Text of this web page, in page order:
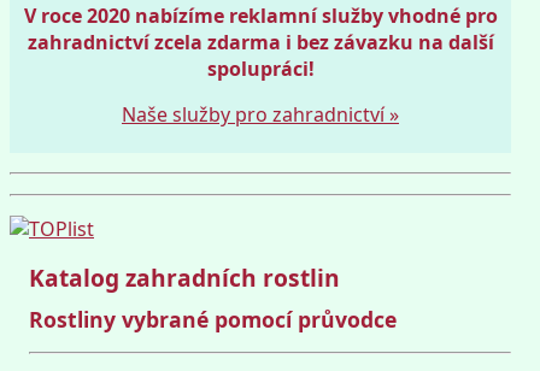
V roce 2020 nabízíme reklamní služby vhodné pro
zahradnictví zcela zdarma i bez závazku na další
spolupráci!
Naše služby pro zahradnictví »
Katalog zahradních rostlin
Rostliny vybrané pomocí průvodce